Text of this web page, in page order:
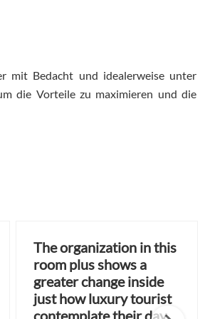
mit Bedacht und idealerweise unter
die Vorteile zu maximieren und die
The organization in this
room plus shows a
greater change inside
just how luxury tourist
contemplate their day